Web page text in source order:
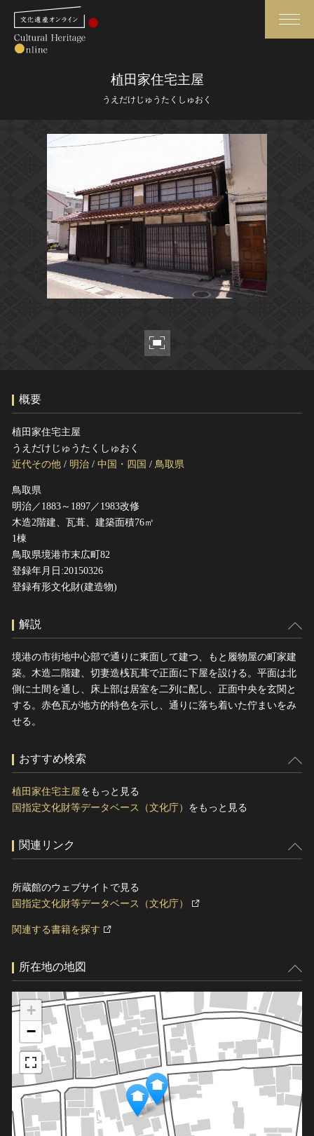
さらに詳細検索
さらに詳細検索
作品一覧
カテゴリで見る
世界遺産と無形文化遺産
全国の美術館・博物館
媒体資料・関連記事等
博物館、美術館の皆さまへ
文化庁よりご挨拶
今月のみどころ
お知らせ一覧
このサイトについて
サイトのご意見はこちら
文化遺産データベース
植田家住宅主屋
うえだけじゅうたくしゅおく
概要
植田家住宅主屋
うえだけじゅうたくしゅおく
近代その他 / 明治 / 中国・四国 / 鳥取県
鳥取県
明治／1883～1897／1983改修
木造2階建、瓦葺、建築面積76㎡
1棟
鳥取県境港市末広町82
登録年月日:20150326
登録有形文化財(建造物)
解説
境港の市街地中心部で通りに東面して建つ、もと履物屋の町家建
築。木造二階建、切妻造桟瓦葺で正面に下屋を設ける。平面は北
側に土間を通し、床上部は居室を二列に配し、正面中央を玄関と
する。赤色瓦が地方的特色を示し、通りに落ち着いた佇まいをみ
せる。
おすすめ検索
植田家住宅主屋をもっと見る
国指定文化財等データベース（文化庁） をもっと見る
関連リンク
所蔵館のウェブサイトで見る
国指定文化財等データベース（文化庁）
関連する書籍を探す
所在地の地図
+
−